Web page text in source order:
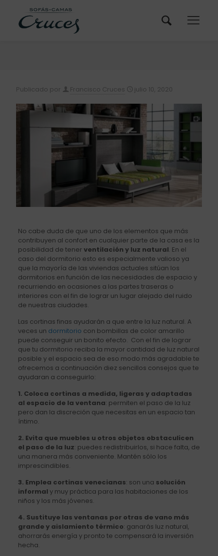
Publicado por Francisco Cruces julio 10, 2020
No cabe duda de que uno de los elementos que más
contribuyen al confort en cualquier parte de la casa es la
posibilidad de tener ventilación y luz natural. En el
caso del dormitorio esto es especialmente valioso ya
que la mayoría de las viviendas actuales sitúan los
dormitorios en función de las necesidades de espacio y
recurriendo en ocasiones a las partes traseras o
interiores con el fin de lograr un lugar alejado del ruido
de nuestras ciudades.
Las cortinas finas ayudarán a que entre la luz natural. A
veces un dormitorio con bombillas de color amarillo
puede conseguir un bonito efecto. Con el fin de lograr
que tu dormitorio reciba la mayor cantidad de luz natural
posible y el espacio sea de eso modo más agradable te
ofrecemos a continuación diez sencillos consejos que te
ayudaran a conseguirlo:
1. Coloca cortinas a medida, ligeras y adaptadas
al espacio de la ventana: permiten el paso de la luz
pero dan la discreción que necesitas en un espacio tan
íntimo.
2. Evita que muebles u otros objetos obstaculicen
el paso de la luz: puedes redistribuirlos, si hace falta, de
una manera más conveniente. Mantén sólo los
imprescindibles.
3. Emplea cortinas venecianas: son una solución
informal y muy práctica para las habitaciones de los
niños y los más jóvenes.
4. Sustituye las ventanas por otras de vano más
grande y aislamiento térmico: ganarás luz natural,
ahorrarás energía y pronto te compensará la inversión
hecha.